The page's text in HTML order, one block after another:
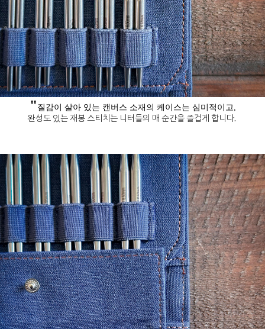
" 질감이 살아 있는 캔버스 소재의 케이스는 심미적이고,
완성도 있는 재봉 스티치는 니터들의 매 순간을 즐겁게 합니다.